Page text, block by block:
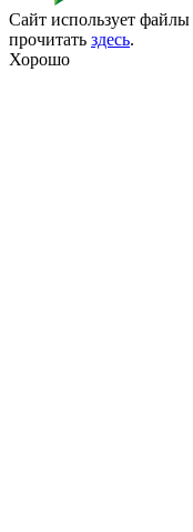
Сайт использует файлы
прочитать здесь.
Хорошо